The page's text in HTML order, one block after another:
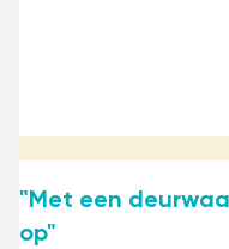
"Met een
op"